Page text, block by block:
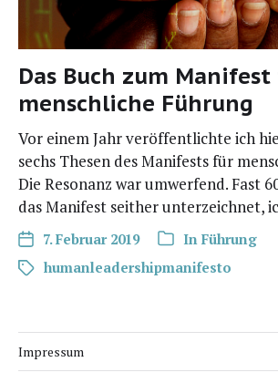
Das Buch zum
menschliche Führung
Vor einem Jahr ver­öf­fent­lich­te ich
sechs The­sen des Mani­fests für
Die Reso­nanz war umwer­fend. Fast
das Mani­fest seit­her unter­zeich­net,
7. Februar 2019 In Führung
humanleadershipmanifesto
Impressum